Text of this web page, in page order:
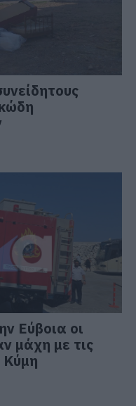
Εύβοια οι
μάχη με τις